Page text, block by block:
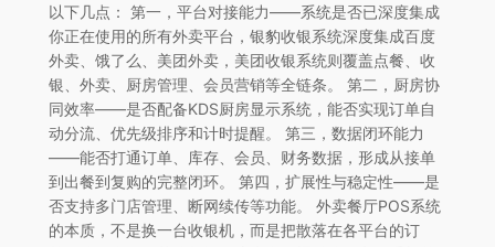
以下几点： 第一，平台对接能力——系统是否已深度集成
你正在使用的所有外卖平台，银豹收银系统深度集成百度
外卖、饿了么、美团外卖，美团收银系统则覆盖点餐、收
银、外卖、厨房管理、会员营销等全链条。 第二，厨房协
同效率——是否配备KDS厨房显示系统，能否实现订单自
动分流、优先级排序和计时提醒。 第三，数据闭环能力
——能否打通订单、库存、会员、财务数据，形成从接单
到出餐到复购的完整闭环。 第四，扩展性与稳定性——是
否支持多门店管理、断网续传等功能。 外卖餐厅POS系统
的本质，不是换一台收银机，而是把散落在各平台的订